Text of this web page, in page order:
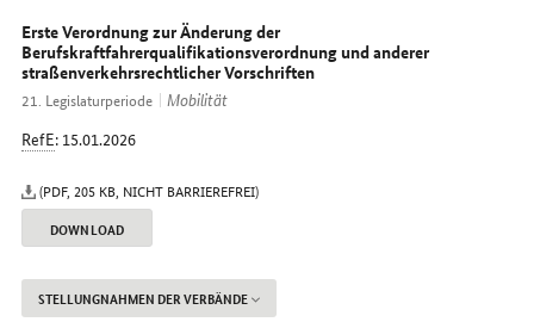
uns
im
Internet
Erste Verordnung zur Änderung der
Berufskraftfahrerqualifikationsverordnung und anderer
straßenverkehrsrechtlicher Vorschriften
21. Legislaturperiode
Mobilität
RefE: 15.01.2026
(PDF, 205 KB, NICHT BARRIEREFREI)
DOWNLOAD
STELLUNGNAHMEN DER VERBÄNDE